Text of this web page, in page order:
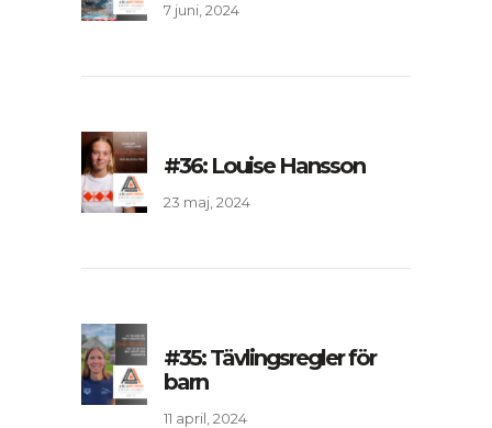
7 juni, 2024
#36: Louise Hansson
23 maj, 2024
#35: Tävlingsregler för
barn
11 april, 2024